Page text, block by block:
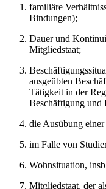
familiäre
Bindungen);
Dauer und
Mitgliedstaat;
ausgeübten
Tätigkeit in der
Beschäftigung und
die Ausübung
im Falle von
Wohnsituation,
Mitgliedstaat, der